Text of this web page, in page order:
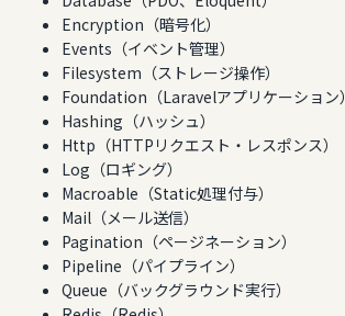
Encryption（暗号化）
Events（イベント管理）
Filesystem（ストレージ操作）
Foundation（Laravelアプリケーション）
Hashing（ハッシュ）
Http（HTTPリクエスト・レスポンス）
Log（ロギング）
Macroable（Static処理付与）
Mail（メール送信）
Pagination（ページネーション）
Pipeline（パイプライン）
Queue（バックグラウンド実行）